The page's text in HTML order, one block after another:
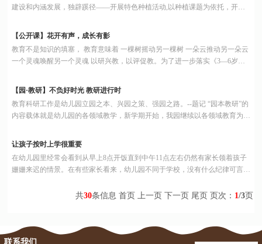
建设和内涵发展，独辟蹊径——开展特色种植活动,以种植课题为依托，开发
内涵和现实价值，并进行全方位的拓展和延伸，在城市幼儿园里营造了别具一
格的“田园文化”，提升孩
【公开课】花开有声，成长有影
教育不是知识的填塞， 教育意味着 一棵树摇动另一棵树 一朵云推动另一朵云
一个灵魂唤醒另一个灵魂 以研兴教，以评促教。为了进一步落实《3—6岁儿
实有效地开展幼儿园集体 教学活动
，按照我园学期计划安排，结合具体活动方
案与要求，近期开展
【园·教研】不负好时光 教研进行时
教育科研工作是幼儿园立园之本、兴园之策、强园之路。--题记 “园本教研”的
内容载体就是幼儿园的各领域教学，新学期开始，我园继续以各领域教育为切
性、变化性、趣味性为一体的活动，能在最大限度上激发幼儿对科学活动的兴
趣，满足幼儿的探索
让孩子按时上学很重要
在幼儿园里经常会看到从早上8点开饭直到中午11点左右仍然有家长领着孩子
姗姗来迟的情景。在有些家长看来，幼儿园不同于学校，没有什么纪律可言，
的。一、不利于良好行为习惯的养成幼儿时间观念较差，起居习惯需要大人帮
共30条信息 首页 上一页下一页 尾页 页次： 1/3页
联系我们